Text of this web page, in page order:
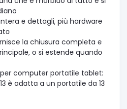
e dettagli, più hardware
la chiusura completa e
o si estende quando
computer portatile tablet:
è adatta a un portatile da 13